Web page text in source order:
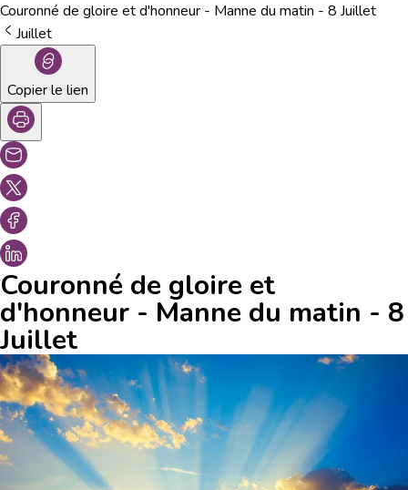
Couronné de gloire et d'honneur - Manne du matin - 8 Juillet
Juillet
Copier le lien
Couronné de gloire et
d'honneur - Manne du matin - 8
Juillet